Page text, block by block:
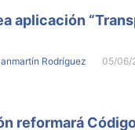
aplicación
Rodríguez 05/06/
reformará